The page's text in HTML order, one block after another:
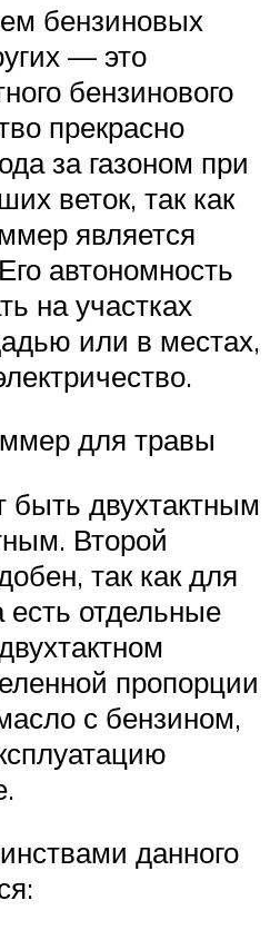
бензиновых
— это
бензинового
прекрасно
за газоном при
веток, так как
является
автономность
на участках
или в местах,
для травы
быть двухтактным
Второй
так как для
отдельные
пропорции
с бензином,
данного